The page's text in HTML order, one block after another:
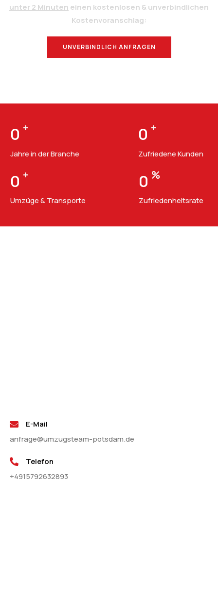
unter 2 Minuten einen kostenlosen & unverbindlichen
Kostenvoranschlag:
UNVERBINDLICH ANFRAGEN
0 +
Jahre in der Branche
0 +
Zufriedene Kunden
0 +
Umzüge & Transporte
0 %
Zufriedenheitsrate
E-Mail
anfrage@umzugsteam-potsdam.de
Telefon
+4915792632893